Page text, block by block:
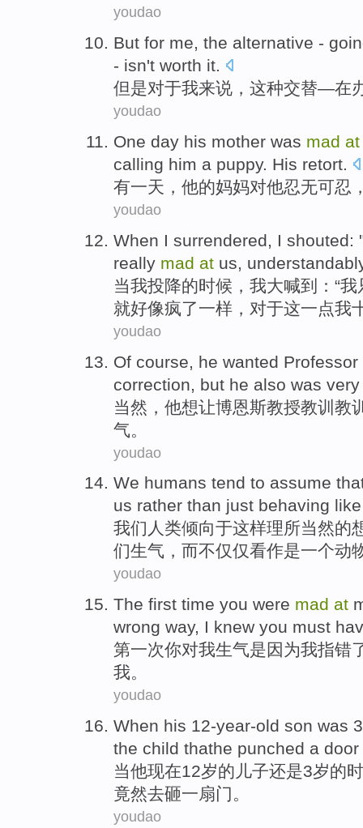
youdao
But for me, the alternative -
- isn't worth it.
但是对于我来说 ， 这种交替—在
youdao
One day his mother was mad at
calling him a puppy. His retort.
有一天 ， 他的妈妈对他忍无可忍
youdao
When I surrendered, I shouted:
really mad at us,
当我投降的时候，我大喊到 ：“我
就好像疯了一样，对于这一点我
youdao
Of course he wanted Professor
correction, but he also was very
当然 ， 他想让博恩斯教授教训教
气。
youdao
We humans tend to assume
us rather than just behaving
我们 人类倾向于这样理所当然的
们生气 ， 而不仅仅看作是一个动
youdao
The first time you were mad at
wrong way, I knew you must
第一次你对我生气是因为我指错
我。
youdao
When his 12-year-old son was 3
the child thathe punched a
当他现在12岁的 儿子还是3岁的
竟然去砸一扇门。
youdao